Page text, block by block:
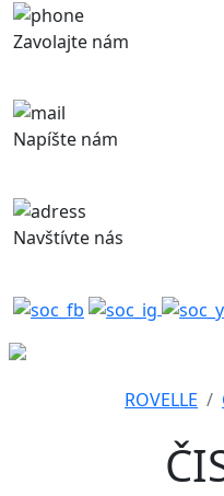
Zavolajte nám
Napíšte nám
Navštívte nás
ROVELLE